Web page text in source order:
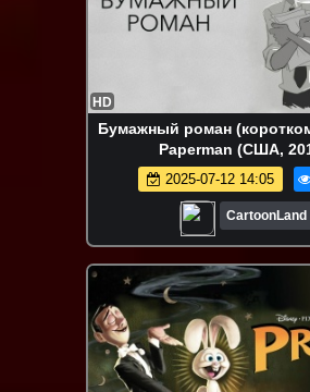
HD
Бумажный роман
Paperman (США,
2025-07-12 14:05
CartoonLand